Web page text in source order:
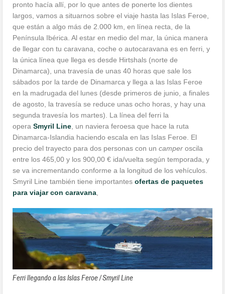
pronto hacía allí, por lo que antes de ponerte los dientes
largos, vamos a situarnos sobre el viaje hasta las Islas Feroe,
que están a algo más de 2.000 km, en línea recta, de la
Península Ibérica. Al estar en medio del mar, la única manera
de llegar con tu caravana, coche o autocaravana es en ferri, y
la única línea que llega es desde Hirtshals (norte de
Dinamarca), una travesía de unas 40 horas que sale los
sábados por la tarde de Dinamarca y llega a las Islas Feroe
en la madrugada del lunes (desde primeros de junio, a finales
de agosto, la travesía se reduce unas ocho horas, y hay una
segunda travesía los martes). La línea del ferri la
operaSmyril Line , un naviera feroesa que hace la ruta
Dinamarca-Islandia haciendo escala en las Islas Feroe. El
precio del trayecto para dos personas con uncamper oscila
entre los 465,00 y los 900,00 € ida/vuelta según temporada, y
se va incrementando conforme a la longitud de los vehículos.
Smyril Line también tiene importantesofertas de paquetes
para viajar con caravana
Ferri llegando a las Islas Feroe / Smyril Line